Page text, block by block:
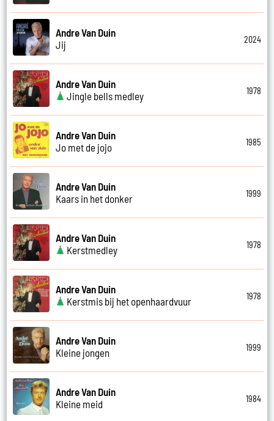
Andre Van Duin
Jij
2024
Andre Van Duin
Jingle bells medley
1978
Andre Van Duin
Jo met de jojo
1985
Andre Van Duin
Kaars in het donker
1999
Andre Van Duin
Kerstmedley
1978
Andre Van Duin
Kerstmis bij het openhaardvuur
1978
Andre Van Duin
Kleine jongen
1999
Andre Van Duin
Kleine meid
1984